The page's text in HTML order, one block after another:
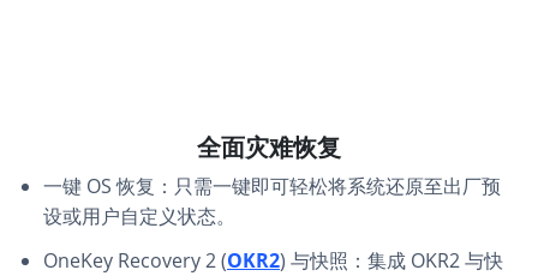
全面灾难恢复
一键 OS 恢复：只需一键即可轻松将系统还原至出厂预
设或用户自定义状态。
OneKey Recovery 2 (OKR2) 与快照：集成 OKR2 与快